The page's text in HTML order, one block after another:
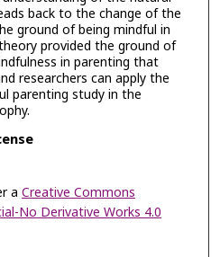
back to the change of the
ground of being mindful in
provided the ground of
in parenting that
researchers can apply the
parenting study in the
a Creative Commons
No Derivative Works 4.0